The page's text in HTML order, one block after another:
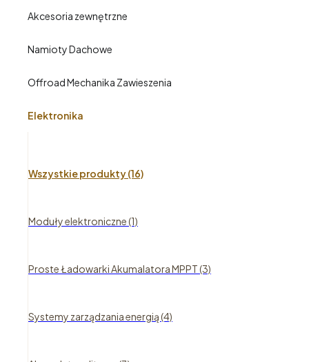
Akcesoria zewnętrzne
Namioty Dachowe
Offroad Mechanika Zawieszenia
Elektronika
Wszystkie produkty (16)
Moduły elektroniczne (1)
Proste Ładowarki Akumalatora MPPT (3)
Systemy zarządzania energią (4)